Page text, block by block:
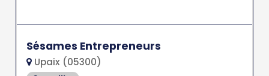
Sésames Entrepreneurs
Upaix (05300)